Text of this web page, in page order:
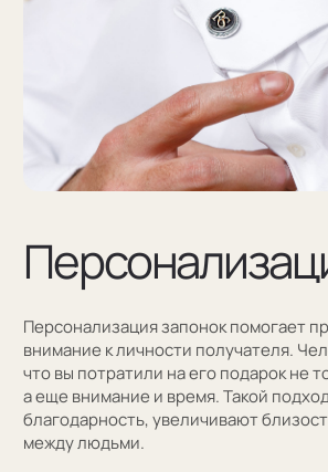
Персонализация — это нанесение инициалов,
символа или изображения на запонке
Оставить заявку
Как мы упаковываем
запонки